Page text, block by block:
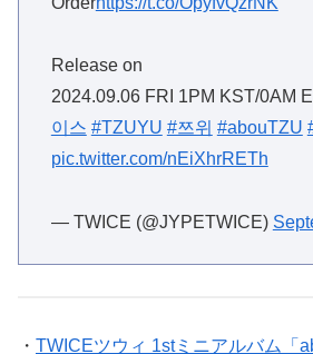
Orderhttps://t.co/OpyfvQzrNK
Release on
2024.09.06 FRI 1PM KST/0AM
이스 #TZUYU #쯔위 #abouTZU
pic.twitter.com/nEiXhrRETh
— TWICE (@JYPETWICE)